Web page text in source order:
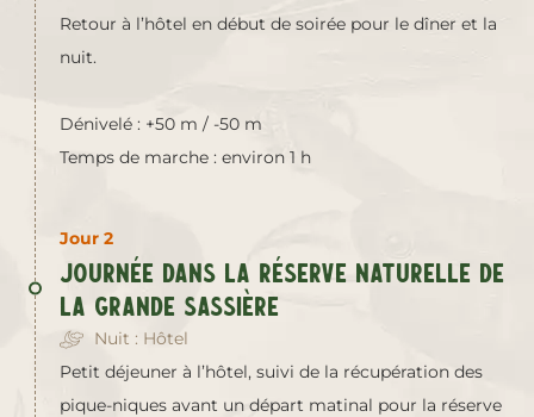
Retour à l’hôtel en début de soirée pour le dîner et la
nuit.
Dénivelé : +50 m / -50 m
Temps de marche : environ 1 h
Jour 2
Journée dans la réserve naturelle de
la Grande Sassière
Nuit : Hôtel
Petit déjeuner à l’hôtel, suivi de la récupération des
pique-niques avant un départ matinal pour la réserve